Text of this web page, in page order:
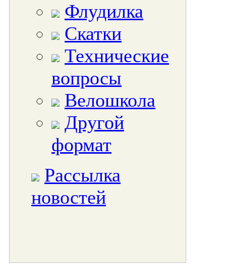
Флудилка
Скатки
Технические
вопросы
Велошкола
Другой
формат
Рассылка
новостей